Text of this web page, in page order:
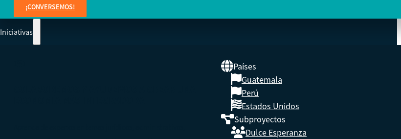
¡CONVERSEMOS!
Iniciativas
Países
Guatemala
Perú
Estados Unidos
Subproyectos
Dulce Esperanza